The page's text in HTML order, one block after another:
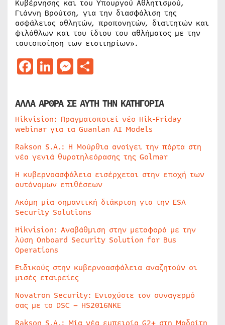
Κυβέρνησης και του Υπουργού Αθλητισμού,
Γιάννη Βρούτση, για την διασφάλιση της
ασφάλειας αθλητών, προπονητών, διαιτητών και
φιλάθλων και του ίδιου του αθλήματος με την
ταυτοποίηση των εισιτηρίων».
Facebook
LinkedIn
Messenger
ΑΛΛΑ ΑΡΘΡΑ ΣΕ ΑΥΤΗ ΤΗΝ ΚΑΤΗΓΟΡΙΑ
Hikvision: Πραγματοποιεί νέο Hik-Friday
webinar για τα Guanlan AI Models
Rakson S.A.: Η Μούρθια ανοίγει την πόρτα στη
νέα γενιά θυροτηλεόρασης της Golmar
Η κυβερνοασφάλεια εισέρχεται στην εποχή των
αυτόνομων επιθέσεων
Ακόμη μία σημαντική διάκριση για την ESA
Security Solutions
Hikvision: Αναβάθμιση στην μεταφορά με την
λύση Onboard Security Solution for Bus
Operations
Ειδικούς στην κυβερνοασφάλεια αναζητούν οι
μισές εταιρείες
Novatron Security: Ενισχύστε τον συναγερμό
σας με το DSC – HS2016NKE